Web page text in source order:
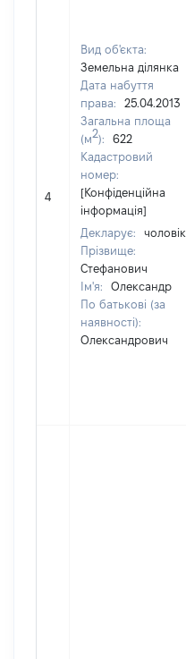
4
Вид об'єкта:
Земельна ділянка
Дата набуття
права:
25.04.2013
Загальна площа
(м2):
622
Кадастровий
номер:
[Конфіденційна
інформація]
Декларує:
чоловік
Прізвище:
Стефанович
Ім'я:
Олександр
По батькові (за
наявності):
Олександрович